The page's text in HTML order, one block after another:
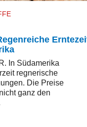
In Südamerika
regnerische
Die Preise
ganz den